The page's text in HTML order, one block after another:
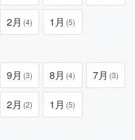
2月 (4) 1月 (5)
9月 (3) 8月 (4) 7月 (3)
2月 (2) 1月 (5)